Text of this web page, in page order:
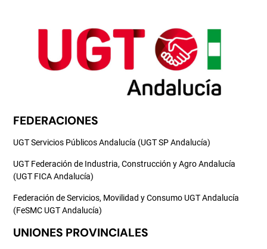
FEDERACIONES
UGT Servicios Públicos Andalucía (UGT SP Andalucía)
UGT Federación de Industria, Construcción y Agro Andalucía
(UGT FICA Andalucía)
Federación de Servicios, Movilidad y Consumo UGT Andalucía
(FeSMC UGT Andalucía)
UNIONES PROVINCIALES